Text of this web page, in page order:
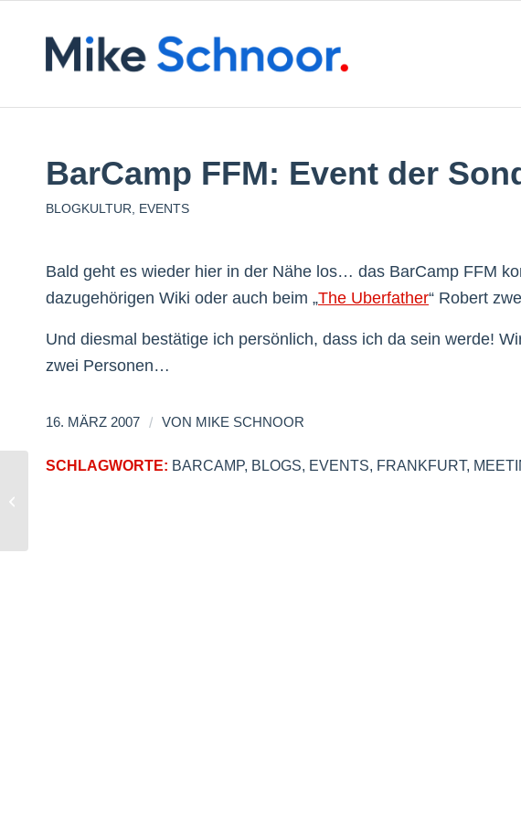
BarCamp FFM: Event der
BLOGKULTUR EVENTS
Bald geht es wieder hier in der Nähe los… das BarCamp FFM
dazugehörigen Wiki oder auch beim „The Uberfather“ Robert
Und diesmal bestätige ich persönlich, dass ich da sein werde!
zwei Personen…
16. MÄRZ 2007 / VON MIKE SCHNOOR
SCHLAGWORTE: BARCAMP, BLOGS, EVENTS, FRANKFURT,